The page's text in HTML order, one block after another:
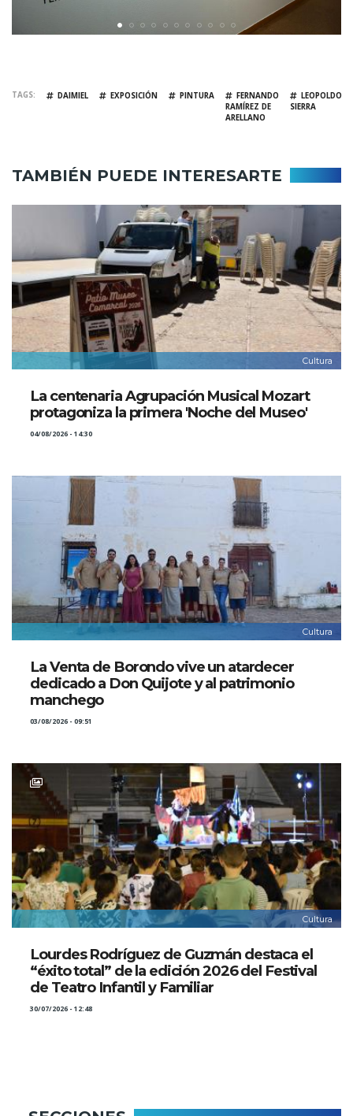
TAGS DAIMIEL EXPOSICIÓN PINTURA
FERNANDO
RAMÍREZ DE
ARELLANO
LEOPOLDO
SIERRA
TAMBIÉN PUEDE INTERESARTE
Cultura
La centenaria Agrupación Musical Mozart
protagoniza la primera 'Noche del Museo'
04/08/2026 - 14:30
Cultura
La Venta de Borondo vive un atardecer
dedicado a Don Quijote y al patrimonio
manchego
03/08/2026 - 09:51
Cultura
Lourdes Rodríguez de Guzmán destaca el
“éxito total” de la edición 2026 del Festival
de Teatro Infantil y Familiar
30/07/2026 - 12:48